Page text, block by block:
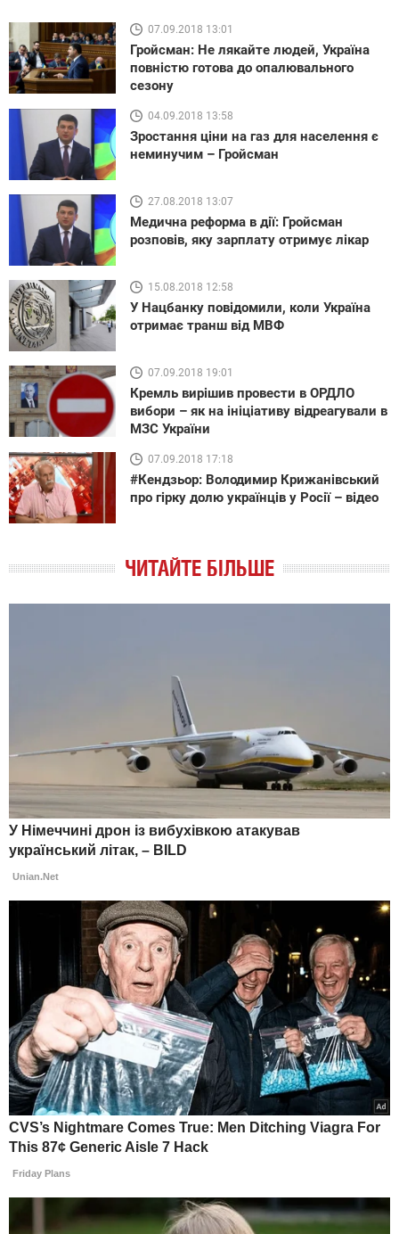
07.09.2018 13:01
Гройсман: Не лякайте людей, Україна
повністю готова до опалювального
сезону
04.09.2018 13:58
Зростання ціни на газ для населення є
неминучим – Гройсман
27.08.2018 13:07
Медична реформа в дії: Гройсман
розповів, яку зарплату отримує лікар
15.08.2018 12:58
У Нацбанку повідомили, коли Україна
отримає транш від МВФ
07.09.2018 19:01
Кремль вирішив провести в ОРДЛО
вибори – як на ініціативу відреагували в
МЗС України
07.09.2018 17:18
#Кендзьор: Володимир Крижанівський
про гірку долю українців у Росії – відео
ЧИТАЙТЕ БІЛЬШЕ